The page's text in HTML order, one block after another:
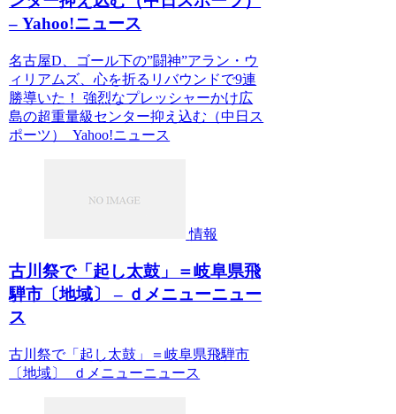
– Yahoo!ニュース
名古屋D、ゴール下の”闘神”アラン・ウ
ィリアムズ、心を折るリバウンドで9連
勝導いた！ 強烈なプレッシャーかけ広
島の超重量級センター抑え込む（中日ス
ポーツ） Yahoo!ニュース
情報
古川祭で「起し太鼓」＝岐阜県飛
騨市〔地域〕 – ｄメニューニュー
ス
古川祭で「起し太鼓」＝岐阜県飛騨市
〔地域〕 ｄメニューニュース